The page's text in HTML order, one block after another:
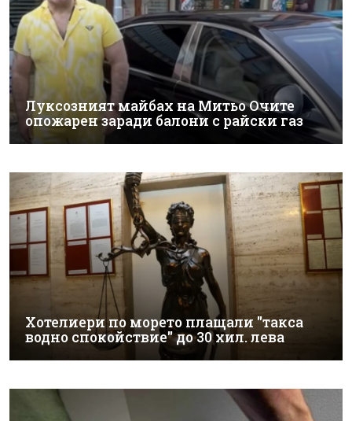
Луксозният майбах на Митьо Очите
опожарен заради балони с райски газ
Хотелиери по морето плащали "такса
водно спокойствие" до 30 хил. лева